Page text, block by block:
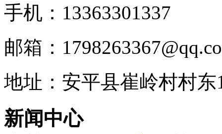
手机：13363301337
邮箱：
地址：安平县崔岭村村东
新闻中心